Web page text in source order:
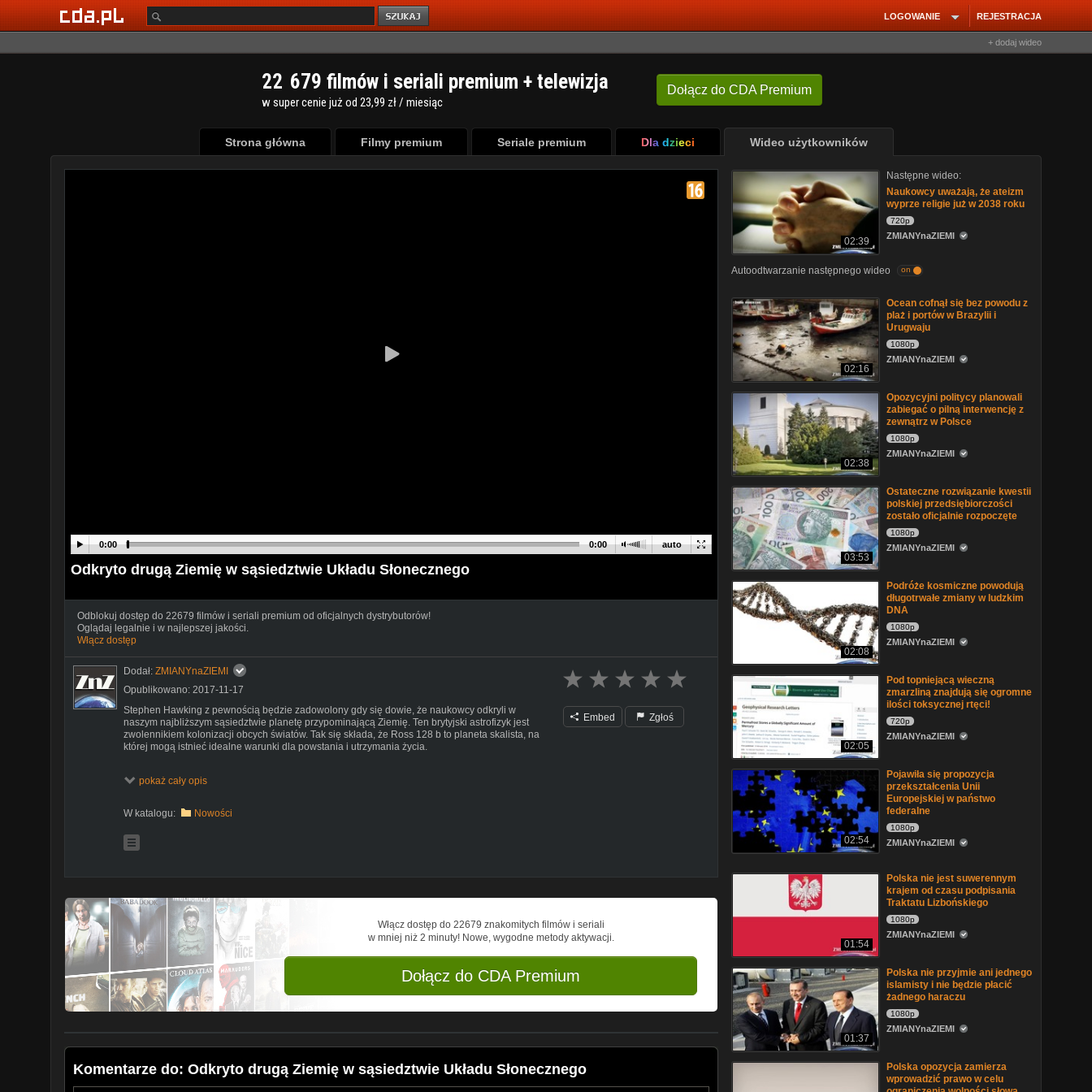
REJESTRACJA
LOGOWANIE
+ dodaj wideo
Dołącz do CDA Premium
22 679 filmów i seriali premium + telewizja
w super cenie już od 23,99 zł / miesiąc
Strona główna Filmy premium Seriale premium Dla dzieci Wideo użytkowników
auto
0:00 0:00
Odkryto drugą Ziemię w sąsiedztwie Układu Słonecznego
Odblokuj dostęp do 22679 filmów i seriali premium od oficjalnych dystrybutorów!
Oglądaj legalnie i w najlepszej jakości.
Włącz dostęp
Dodał: ZMIANYnaZIEMI
Opublikowano: 2017-11-17
Stephen Hawking z pewnością będzie zadowolony gdy się dowie, że naukowcy odkryli w
naszym najbliższym sąsiedztwie planetę przypominającą Ziemię. Ten brytyjski astrofizyk jest
zwolennikiem kolonizacji obcych światów. Tak się składa, że Ross 128 b to planeta skalista, na
której mogą istnieć idealne warunki dla powstania i utrzymania życia.
pokaż cały opis
W katalogu: Nowości
Embed Zgłoś
Włącz dostęp do 22679 znakomitych filmów i seriali
w mniej niż 2 minuty! Nowe, wygodne metody aktywacji.
Dołącz do CDA Premium
Komentarze do: Odkryto drugą Ziemię w sąsiedztwie Układu Słonecznego
02:39
Następne wideo:
Naukowcy uważają, że ateizm
wyprze religie już w 2038 roku
720p
ZMIANYnaZIEMI
Autoodtwarzanie następnego wideo on
02:16
Ocean cofnął się bez powodu z
plaż i portów w Brazylii i
Urugwaju
1080p
ZMIANYnaZIEMI
02:38
Opozycyjni politycy planowali
zabiegać o pilną interwencję z
zewnątrz w Polsce
1080p
ZMIANYnaZIEMI
03:53
Ostateczne rozwiązanie kwestii
polskiej przedsiębiorczości
zostało oficjalnie rozpoczęte
1080p
ZMIANYnaZIEMI
02:08
Podróże kosmiczne powodują
długotrwałe zmiany w ludzkim
DNA
1080p
ZMIANYnaZIEMI
02:05
Pod topniejącą wieczną
zmarzliną znajdują się ogromne
ilości toksycznej rtęci!
720p
ZMIANYnaZIEMI
02:54
Pojawiła się propozycja
przekształcenia Unii
Europejskiej w państwo
federalne
1080p
ZMIANYnaZIEMI
01:54
Polska nie jest suwerennym
krajem od czasu podpisania
Traktatu Lizbońskiego
1080p
ZMIANYnaZIEMI
01:37
Polska nie przyjmie ani jednego
islamisty i nie będzie płacić
żadnego haraczu
1080p
ZMIANYnaZIEMI
Polska opozycja zamierza
wprowadzić prawo w celu